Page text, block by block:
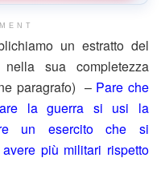
un estratto del
sua completezza
paragrafo) – Pare che
la guerra si usi la
un esercito che si
più militari rispetto